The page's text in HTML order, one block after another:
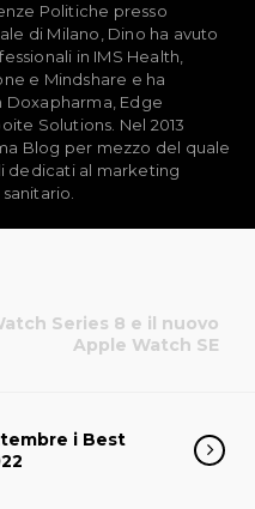
Politiche presso
di Milano, Dino ha avuto
in IMS Health,
e Mindshare e ha
Edge
Solutions. Nel 2013
Blog per mezzo del quale
dedicati al marketing
Series 8 e il nuovo
Apple Watch SE
i Best